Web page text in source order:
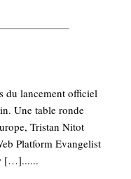
du lancement officiel
Une table ronde
Tristan Nitot
Platform Evangelist
[…]......